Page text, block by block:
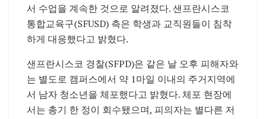
서 수업을 계속한 것으로 알려졌다. 샌프란시스코
통합교육구(SFUSD) 측은 학생과 교직원들이 침착
하게 대응했다고 밝혔다.
샌프란시스코 경찰(SFPD)은 같은 날 오후 피해자와
는 별도로 캠퍼스에서 약 1마일 이내의 주거지역에
서 남자 청소년을 체포했다고 밝혔다. 체포 현장에
서는 총기 한 정이 회수됐으며, 피의자는 별다른 저